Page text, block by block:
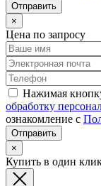
×
Цена по запросу
Нажимая
обработку
ознакомление с
×
Купить в один